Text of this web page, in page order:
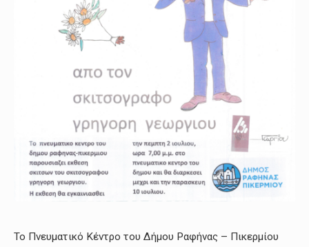
Το Πνευματικό Κέντρο του Δήμου Ραφήνας – Πικερμίου